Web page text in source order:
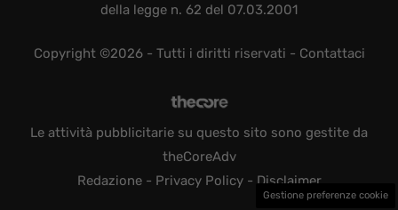
della legge n. 62 del 07.03.2001
Copyright ©2026 - Tutti i diritti riservati - Contattaci
Le attività pubblicitarie su questo sito sono gestite da
theCoreAdv
Redazione- Privacy Policy- Disclaimer
Gestione preferenze cookie